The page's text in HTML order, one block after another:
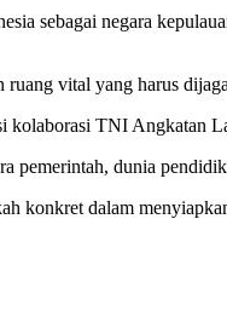
sebagai negara
vital yang harus
kolaborasi TNI Angkatan
pemerintah, dunia
konkret dalam